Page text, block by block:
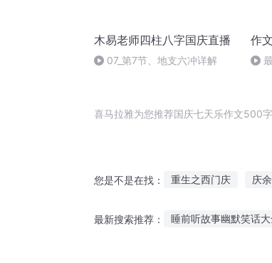
木易老师四柱八字国庆直播
07_第7节、地支六冲详解
作
喜马拉雅为您推荐国庆七天乐作文500
您是不是在找： 重生之西门庆 庆
最新搜索推荐： 睡前听故事幽默笑话大